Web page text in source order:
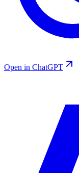
Open in ChatGPT